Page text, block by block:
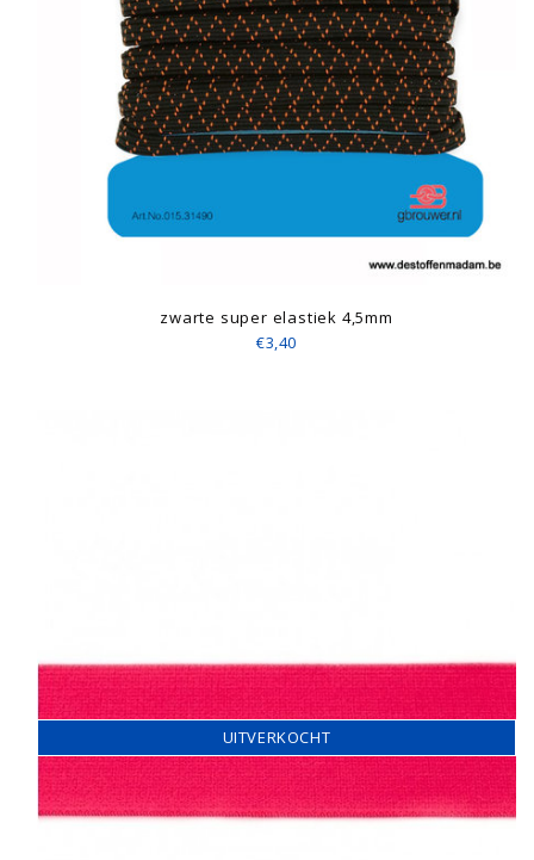
zwarte super elastiek 4,5mm
€3,40
UITVERKOCHT